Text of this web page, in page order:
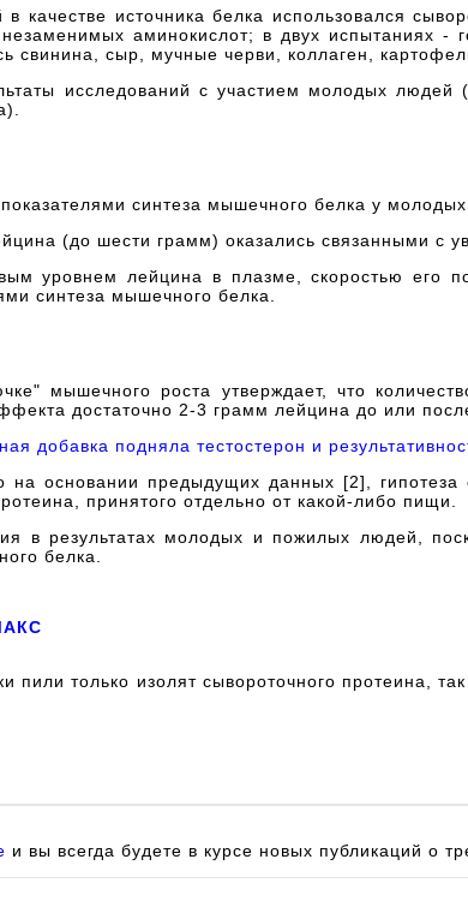
источника белка использовался
аминокислот; в двух испытаниях -
свинина, сыр, мучные черви, коллаген,
исследований с участием молодых
синтеза мышечного белка у
(до шести грамм) оказались связанными с
уровнем лейцина в плазме, скоростью его
синтеза мышечного белка.
мышечного роста утверждает, что
достаточно 2-3 грамм лейцина до или
добавка подняла тестостерон и
на основании предыдущих данных [2],
принятого отдельно от какой-либо пищи.
в результатах молодых и пожилых людей,
белка.
только изолят сывороточного протеина,
и вы всегда будете в курсе новых публикаций о